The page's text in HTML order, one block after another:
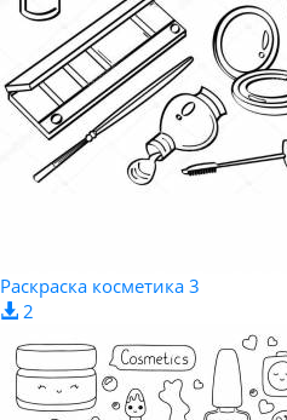
Раскраска косметика 3
2